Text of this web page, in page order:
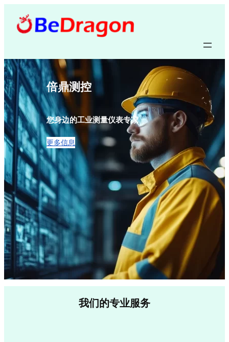
倍鼎测控
您身边的工业测量仪表专家
更多信息
我们的专业服务